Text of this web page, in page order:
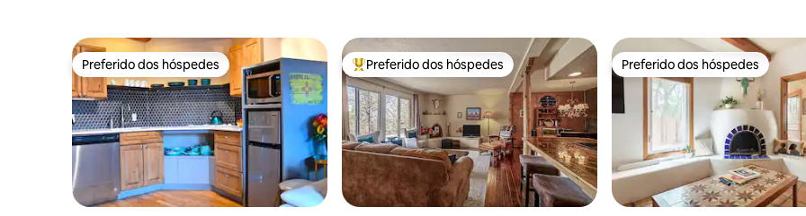
Preferido dos hóspedes
Preferido dos hóspedes Entre os melhores preferidos dos hóspedes
Preferido dos hóspedes Preferido dos hóspedes
Preferido dos hóspedes